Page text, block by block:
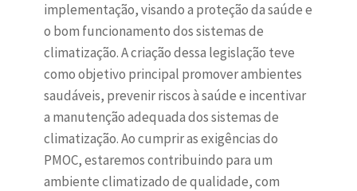
implementação, visando a proteção da saúde e
o bom funcionamento dos sistemas de
climatização. A criação dessa legislação teve
como objetivo principal promover ambientes
saudáveis, prevenir riscos à saúde e incentivar
a manutenção adequada dos sistemas de
climatização. Ao cumprir as exigências do
PMOC, estaremos contribuindo para um
ambiente climatizado de qualidade, com